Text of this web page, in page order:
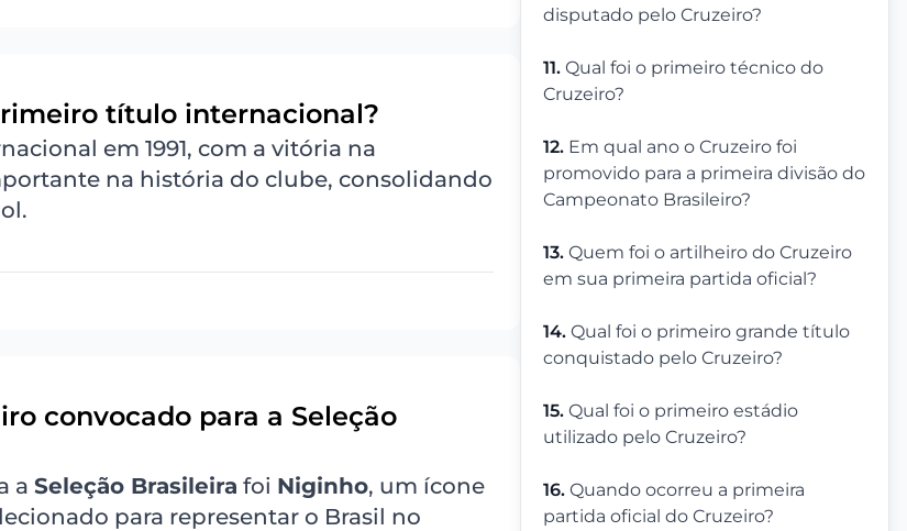
disputado pelo Cruzeiro?
11. Qual foi o primeiro técnico do
Cruzeiro?
12. Em qual ano o Cruzeiro foi
promovido para a primeira divisão do
Campeonato Brasileiro?
13. Quem foi o artilheiro do Cruzeiro
em sua primeira partida oficial?
14. Qual foi o primeiro grande título
conquistado pelo Cruzeiro?
15. Qual foi o primeiro estádio
utilizado pelo Cruzeiro?
16. Quando ocorreu a primeira
partida oficial do Cruzeiro?
título internacional?
em 1991, com a vitória na
na história do clube, consolidando
convocado para a Seleção
a Seleção Brasileira foi Niginho, um ícone
para representar o Brasil no